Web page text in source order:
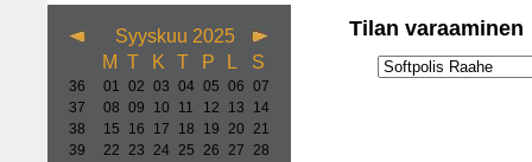
Syyskuu 2025
M T K T P L S
36 01 02 03 04 05 06 07
37
08 09 10 11 12 13
14
38
15 16 17 18 19 20 21
39
22 23 24 25 26 27 28
Tilan varaaminen